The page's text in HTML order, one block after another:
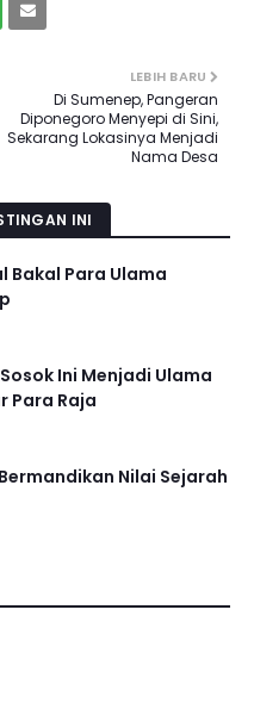
LEBIH BARU
Di Sumenep, Pangeran
Diponegoro Menyepi di Sini,
Sekarang Lokasinya Menjadi
Nama Desa
INI
Bakal Para Ulama
Ini Menjadi Ulama
Para Raja
Nilai Sejarah